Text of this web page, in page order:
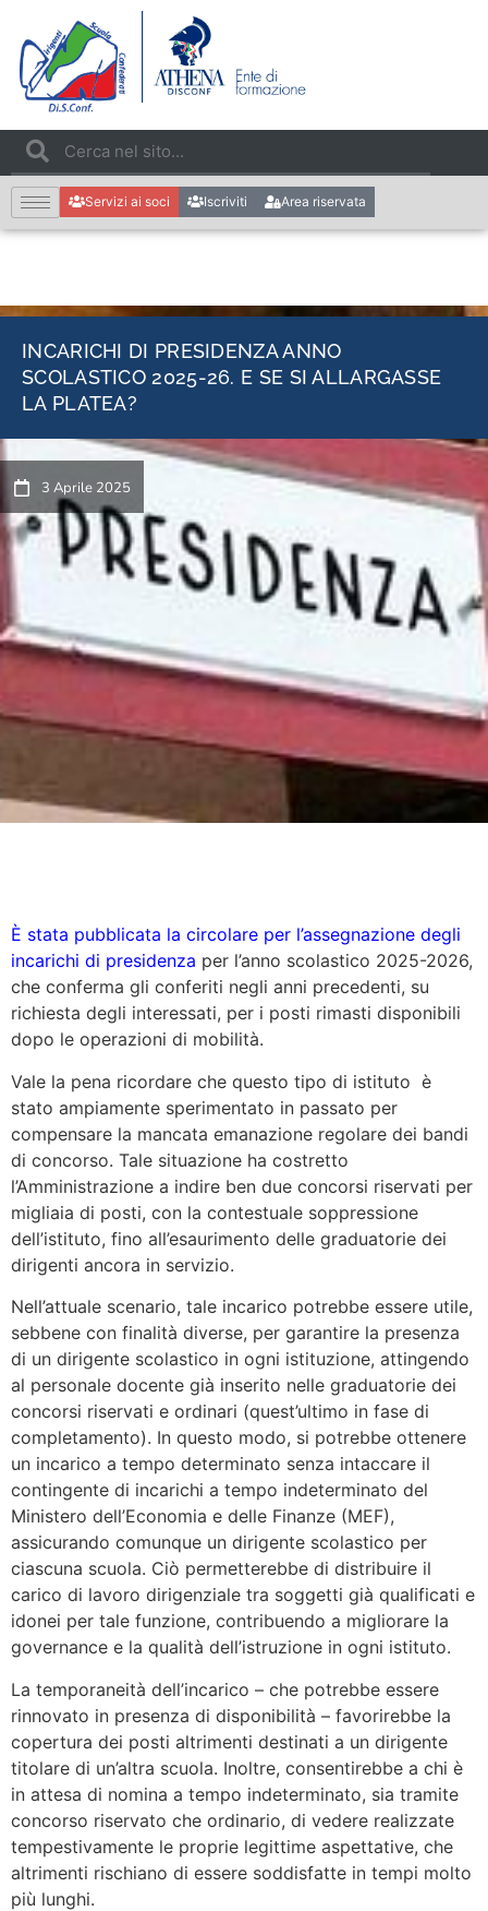
Servizi ai soci Iscriviti Area riservata
INCARICHI DI PRESIDENZA ANNO
SCOLASTICO 2025-26. E SE SI ALLARGASSE
LA PLATEA?
3 Aprile 2025
È stata pubblicata la circolare per l’assegnazione degli
incarichi di presidenza per l’anno scolastico 2025-2026,
che conferma gli conferiti negli anni precedenti, su
richiesta degli interessati, per i posti rimasti disponibili
dopo le operazioni di mobilità.
Vale la pena ricordare che questo tipo di istituto è
stato ampiamente sperimentato in passato per
compensare la mancata emanazione regolare dei bandi
di concorso. Tale situazione ha costretto
l’Amministrazione a indire ben due concorsi riservati per
migliaia di posti, con la contestuale soppressione
dell’istituto, fino all’esaurimento delle graduatorie dei
dirigenti ancora in servizio.
Nell’attuale scenario, tale incarico potrebbe essere utile,
sebbene con finalità diverse, per garantire la presenza
di un dirigente scolastico in ogni istituzione, attingendo
al personale docente già inserito nelle graduatorie dei
concorsi riservati e ordinari (quest’ultimo in fase di
completamento). In questo modo, si potrebbe ottenere
un incarico a tempo determinato senza intaccare il
contingente di incarichi a tempo indeterminato del
Ministero dell’Economia e delle Finanze (MEF),
assicurando comunque un dirigente scolastico per
ciascuna scuola. Ciò permetterebbe di distribuire il
carico di lavoro dirigenziale tra soggetti già qualificati e
idonei per tale funzione, contribuendo a migliorare la
governance e la qualità dell’istruzione in ogni istituto.
La temporaneità dell’incarico – che potrebbe essere
rinnovato in presenza di disponibilità – favorirebbe la
copertura dei posti altrimenti destinati a un dirigente
titolare di un’altra scuola. Inoltre, consentirebbe a chi è
in attesa di nomina a tempo indeterminato, sia tramite
concorso riservato che ordinario, di vedere realizzate
tempestivamente le proprie legittime aspettative, che
altrimenti rischiano di essere soddisfatte in tempi molto
più lunghi.